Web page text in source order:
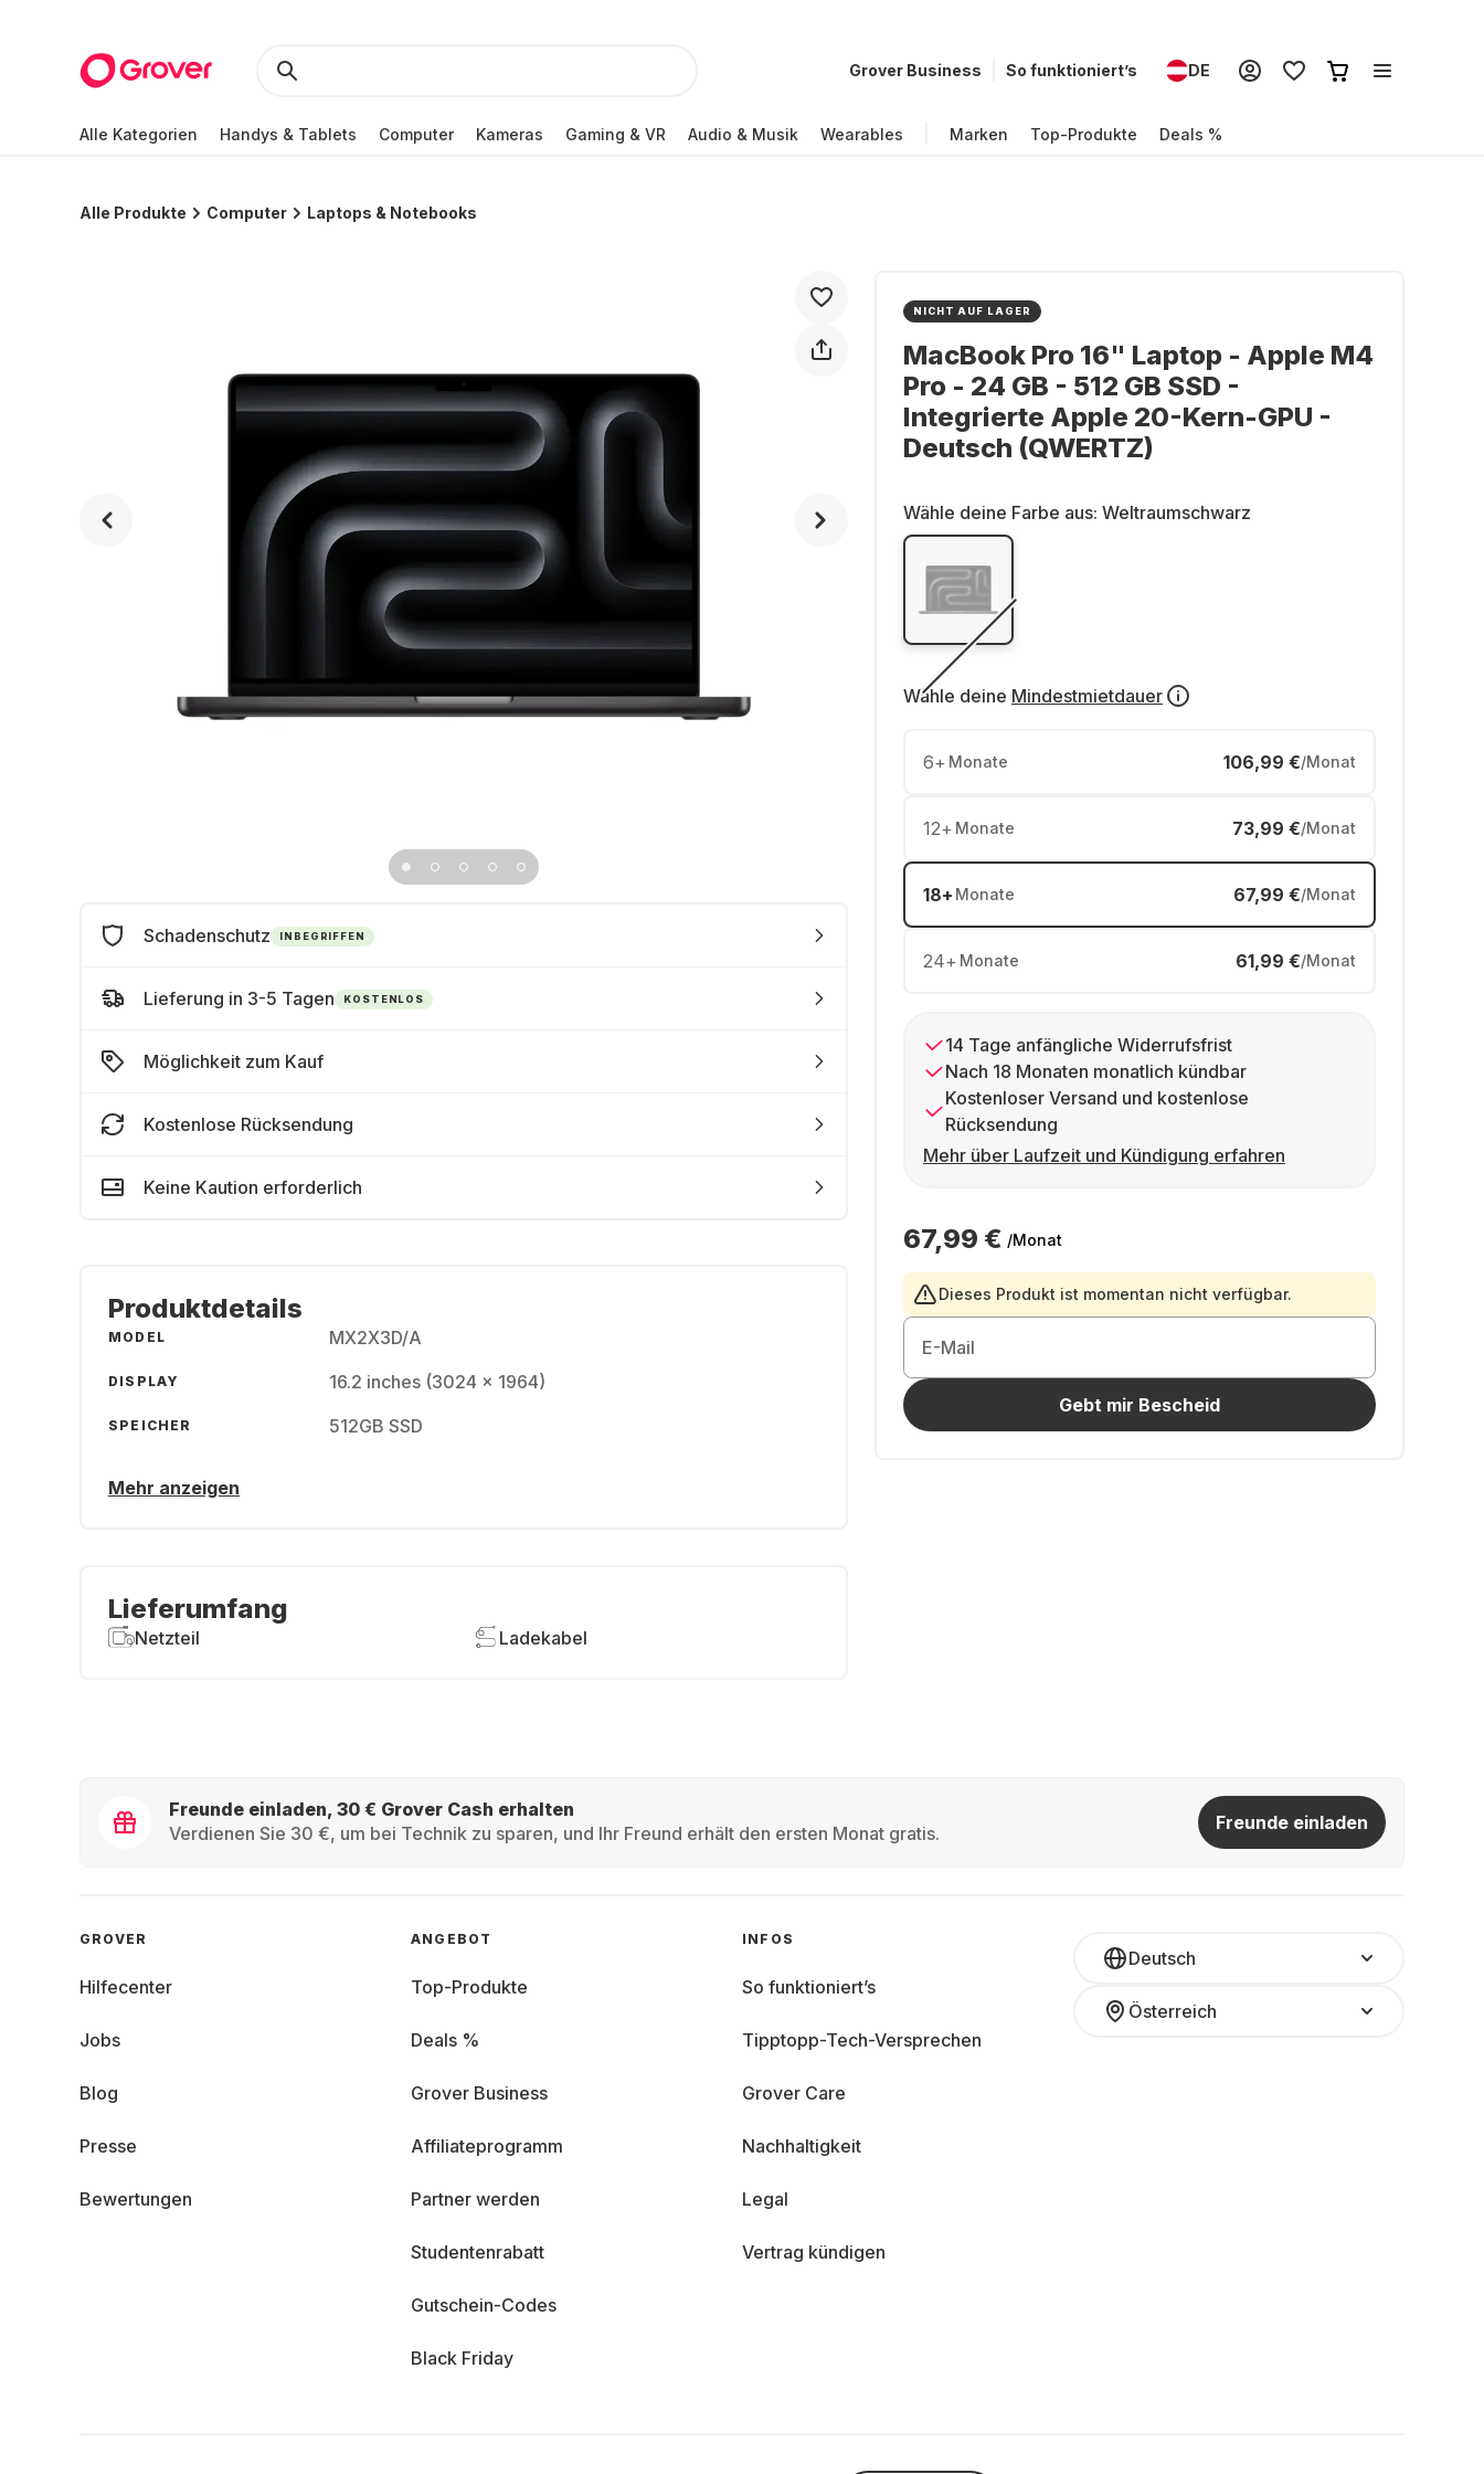
Grover Business So funktioniert’s DE
Alle Kategorien Handys & Tablets Computer Kameras Gaming & VR Audio & Musik Wearables Marken Top-Produkte Deals %
Alle Produkte Computer Laptops & Notebooks
NICHT AUF LAGER
MacBook Pro 16" Laptop - Apple M4
Pro - 24 GB - 512 GB SSD -
Integrierte Apple 20-Kern-GPU -
Deutsch (QWERTZ)
Wähle deine Farbe aus: Weltraumschwarz
Wähle deine Mindestmietdauer
6+ Monate 106,99 €/Monat
12+ Monate 73,99 €/Monat
18+ Monate 67,99 €/Monat
24+ Monate 61,99 €/Monat
14 Tage anfängliche Widerrufsfrist
Nach 18 Monaten monatlich kündbar
Kostenloser Versand und kostenlose
Rücksendung
Mehr über Laufzeit und Kündigung erfahren
67,99 € /Monat
Dieses Produkt ist momentan nicht verfügbar.
E-Mail
Gebt mir Bescheid
Schadenschutz INBEGRIFFEN
Lieferung in 3-5 Tagen KOSTENLOS
Möglichkeit zum Kauf
Kostenlose Rücksendung
Keine Kaution erforderlich
Produktdetails
MODEL MX2X3D/A
DISPLAY 16.2 inches (3024 x 1964)
SPEICHER 512GB SSD
Mehr anzeigen
Lieferumfang
Netzteil Ladekabel
Freunde einladen, 30 € Grover Cash erhalten
Verdienen Sie 30 €, um bei Technik zu sparen, und Ihr Freund erhält den ersten Monat gratis.
Freunde einladen
Deutsch
Österreich
GROVER
Hilfecenter
Jobs
Blog
Presse
Bewertungen
ANGEBOT
Top-Produkte
Deals %
Grover Business
Affiliateprogramm
Partner werden
Studentenrabatt
Gutschein-Codes
Black Friday
INFOS
So funktioniert’s
Tipptopp-Tech-Versprechen
Grover Care
Nachhaltigkeit
Legal
Vertrag kündigen